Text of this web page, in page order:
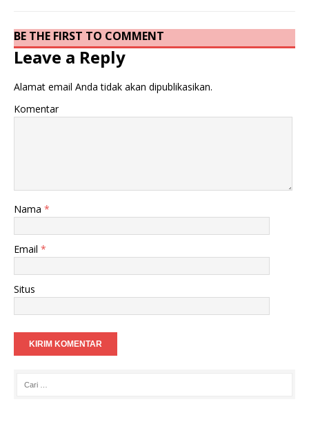
BE THE FIRST TO COMMENT
Leave a Reply
Alamat email Anda tidak akan dipublikasikan.
Komentar
Nama *
Email *
Situs